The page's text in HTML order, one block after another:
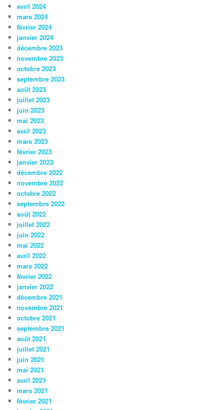
avril 2024
mars 2024
février 2024
janvier 2024
décembre 2023
novembre 2023
octobre 2023
septembre 2023
août 2023
juillet 2023
juin 2023
mai 2023
avril 2023
mars 2023
février 2023
janvier 2023
décembre 2022
novembre 2022
octobre 2022
septembre 2022
août 2022
juillet 2022
juin 2022
mai 2022
avril 2022
mars 2022
février 2022
janvier 2022
décembre 2021
novembre 2021
octobre 2021
septembre 2021
août 2021
juillet 2021
juin 2021
mai 2021
avril 2021
mars 2021
février 2021